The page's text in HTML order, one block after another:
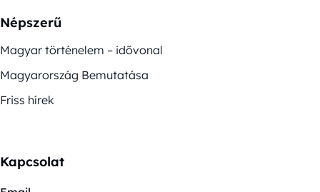
Népszerű
Magyar történelem – idővonal
Magyarország Bemutatása
Friss hírek
Kapcsolat